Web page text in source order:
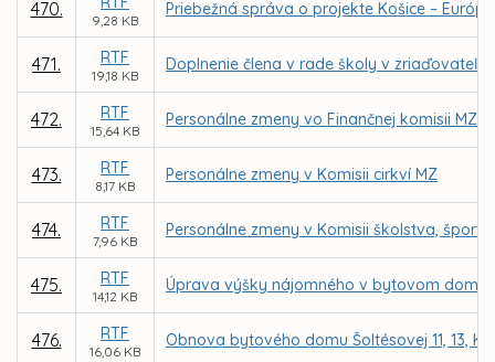
470.
9,28 KB
Priebežná správa o projekte Košice –
471. RTF
19,18 KB
Doplnenie člena v rade školy v
472. RTF
15,64 KB
Personálne zmeny vo Finančnej komisii MZ
473. RTF
8,17 KB
Personálne zmeny v Komisii cirkví MZ
474. RTF
7,96 KB
Personálne zmeny v Komisii školstva,
475. RTF
14,12 KB
Úprava výšky nájomného v bytovom dome
476. RTF
16,06 KB
Obnova bytového domu Šoltésovej 11, 13,